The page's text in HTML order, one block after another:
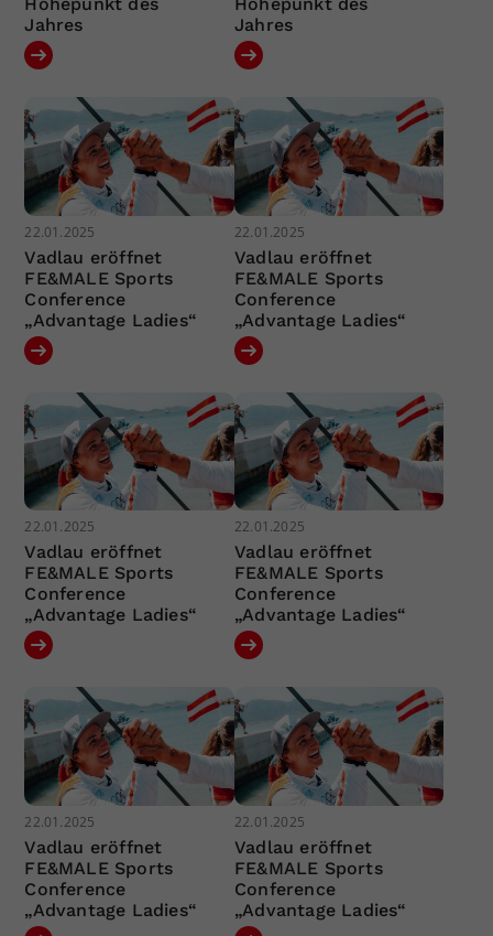
Jahres
Jahres
22.01.2025
Vadlau eröffnet
FE&MALE Sports
Conference
„Advantage Ladies“
22.01.2025
Vadlau eröffnet
FE&MALE Sports
Conference
„Advantage Ladies“
22.01.2025
Vadlau eröffnet
FE&MALE Sports
Conference
„Advantage Ladies“
22.01.2025
Vadlau eröffnet
FE&MALE Sports
Conference
„Advantage Ladies“
22.01.2025
Vadlau eröffnet
FE&MALE Sports
Conference
„Advantage Ladies“
22.01.2025
Vadlau eröffnet
FE&MALE Sports
Conference
„Advantage Ladies“